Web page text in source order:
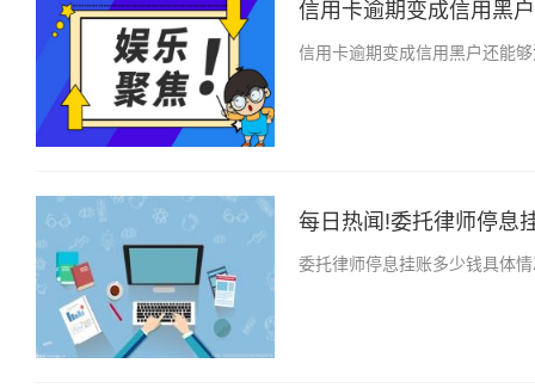
信用卡逾期变成信用黑
信用卡逾期变成信用黑户还能
每日热闻!委托律师停息
委托律师停息挂账多少钱具体